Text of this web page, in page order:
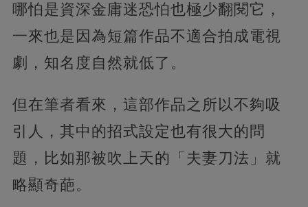
哪怕是資深金庸迷恐怕也極少翻閱它，
一來也是因為短篇作品不適合拍成電視
劇，知名度自然就低了。
但在筆者看來，這部作品之所以不夠吸
引人，其中的招式設定也有很大的問
題，比如那被吹上天的「夫妻刀法」就
略顯奇葩。